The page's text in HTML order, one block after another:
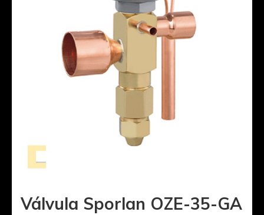
Válvula Sporlan OZE-35-GA